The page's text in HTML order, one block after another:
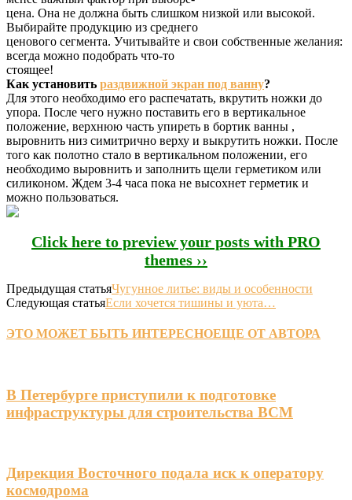
цена. Она не должна быть слишком низкой или высокой.
Выбирайте продукцию из среднего
ценового сегмента. Учитывайте и свои собственные желания:
всегда можно подобрать что-то
стоящее!
Как установить раздвижной экран под ванну?
Для этого необходимо его распечатать, вкрутить ножки до
упора. После чего нужно поставить его в вертикальное
положение, верхнюю часть упиреть в бортик ванны ,
выровнить низ симитрично верху и выкрутить ножки. После
того как полотно стало в вертикальном положении, его
необходимо выровнить и заполнить щели герметиком или
силиконом. Ждем 3-4 часа пока не высохнет герметик и
можно пользоваться.
Click here to preview your posts with PRO
themes ››
Предыдущая статьяЧугунное литье: виды и особенности
Следующая статьяЕсли хочется тишины и уюта…
ЭТО МОЖЕТ БЫТЬ ИНТЕРЕСНОЕЩЕ ОТ АВТОРА
В Петербурге приступили к подготовке
инфраструктуры для строительства ВСМ
Дирекция Восточного подала иск к оператору
космодрома